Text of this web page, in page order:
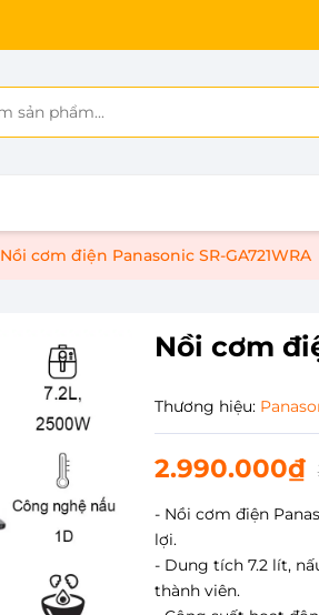
Nồi cơm điện Panasonic SR-GA721WRA
Nồi cơm
Thương hiệu:
2.990.000₫
- Nồi cơm điện
lợi.
- Dung tích 7.2 lít,
thành viên.